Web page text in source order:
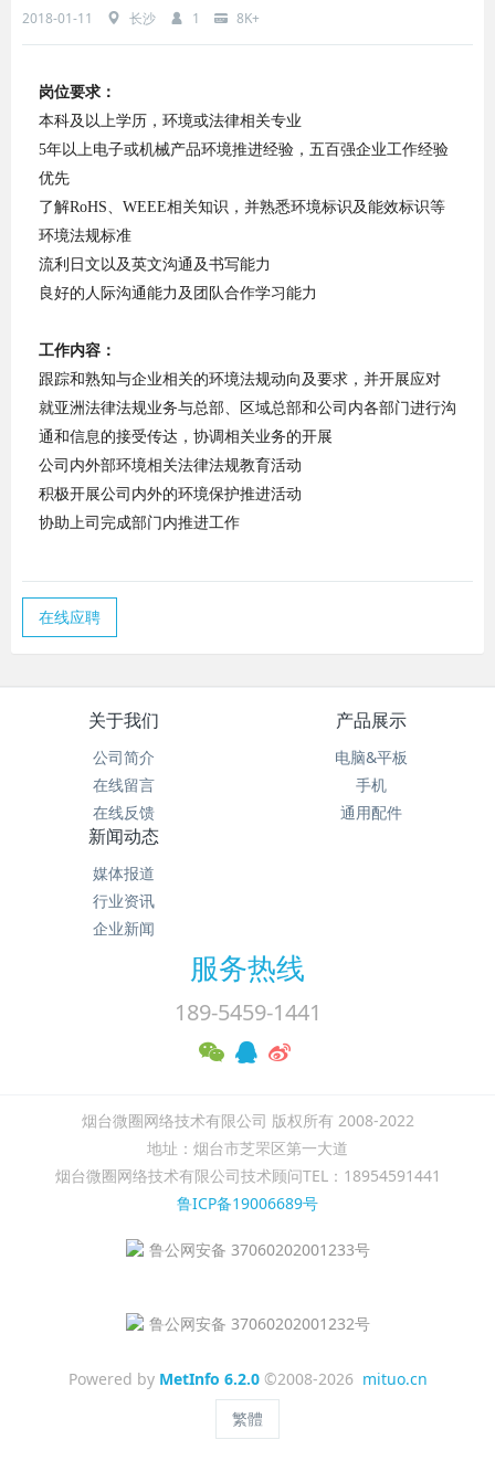
2018-01-11 长沙 1 8K+
岗位要求：
本科及以上学历，环境或法律相关专业
5年以上电子或机械产品环境推进经验，五百强企业工作经验
优先
了解RoHS、WEEE相关知识，并熟悉环境标识及能效标识等
环境法规标准
流利日文以及英文沟通及书写能力
良好的人际沟通能力及团队合作学习能力
工作内容：
跟踪和熟知与企业相关的环境法规动向及要求，并开展应对
就亚洲法律法规业务与总部、区域总部和公司内各部门进行沟
通和信息的接受传达，协调相关业务的开展
公司内外部环境相关法律法规教育活动
积极开展公司内外的环境保护推进活动
协助上司完成部门内推进工作
在线应聘
关于我们
公司简介
在线留言
在线反馈
产品展示
电脑&平板
手机
通用配件
新闻动态
媒体报道
行业资讯
企业新闻
服务热线
189-5459-1441
烟台微圈网络技术有限公司 版权所有 2008-2022
地址：烟台市芝罘区第一大道
烟台微圈网络技术有限公司技术顾问TEL：18954591441
鲁ICP备19006689号
鲁公网安备 37060202001233号
鲁公网安备 37060202001232号
Powered by MetInfo 6.2.0©2008-2026 mituo.cn
繁體